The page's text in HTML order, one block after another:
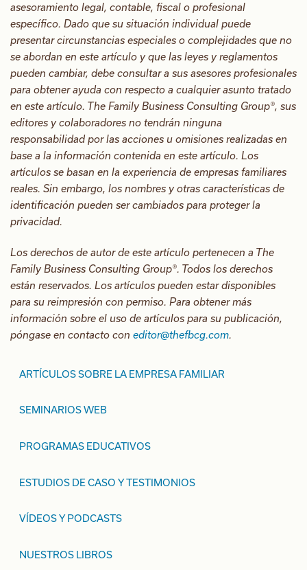
asesoramiento legal, contable, fiscal o profesional
específico. Dado que su situación individual puede
presentar circunstancias especiales o complejidades que no
se abordan en este artículo y que las leyes y reglamentos
pueden cambiar, debe consultar a sus asesores profesionales
para obtener ayuda con respecto a cualquier asunto tratado
en este artículo. The Family Business Consulting Group®, sus
editores y colaboradores no tendrán ninguna
responsabilidad por las acciones u omisiones realizadas en
base a la información contenida en este artículo. Los
artículos se basan en la experiencia de empresas familiares
reales. Sin embargo, los nombres y otras características de
identificación pueden ser cambiados para proteger la
privacidad.
Los derechos de autor de este artículo pertenecen a The
Family Business Consulting Group®. Todos los derechos
están reservados. Los artículos pueden estar disponibles
para su reimpresión con permiso. Para obtener más
información sobre el uso de artículos para su publicación,
póngase en contacto con editor@thefbcg.com.
ARTÍCULOS SOBRE LA EMPRESA FAMILIAR
SEMINARIOS WEB
PROGRAMAS EDUCATIVOS
ESTUDIOS DE CASO Y TESTIMONIOS
VÍDEOS Y PODCASTS
NUESTROS LIBROS